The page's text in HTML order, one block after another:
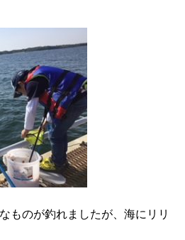
ものが釣れましたが、海にリリ